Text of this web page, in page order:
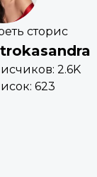
сторис
2.6K
623